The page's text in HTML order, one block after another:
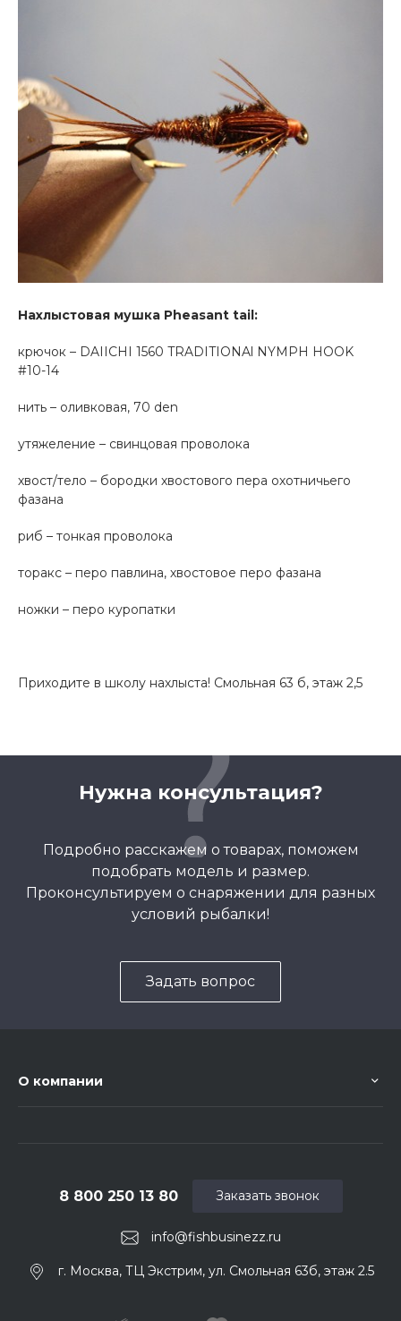
Нахлыстовая мушка Pheasant tail:
крючок – DAIICHI 1560 TRADITIONAl NYMPH HOOK
#10-14
нить – оливковая, 70 den
утяжеление – свинцовая проволока
хвост/тело – бородки хвостового пера охотничьего
фазана
риб – тонкая проволока
торакс – перо павлина, хвостовое перо фазана
ножки – перо куропатки
Приходите в школу нахлыста! Смольная 63 б, этаж 2,5
Нужна консультация?
Подробно расскажем о товарах, поможем
подобрать модель и размер.
Проконсультируем о снаряжении для разных
условий рыбалки!
Задать вопрос
О компании
info@fishbusinezz.ru
8 800 250 13 80
г. Москва, ТЦ Экстрим, ул. Смольная 63б, этаж 2.5
Заказать звонок